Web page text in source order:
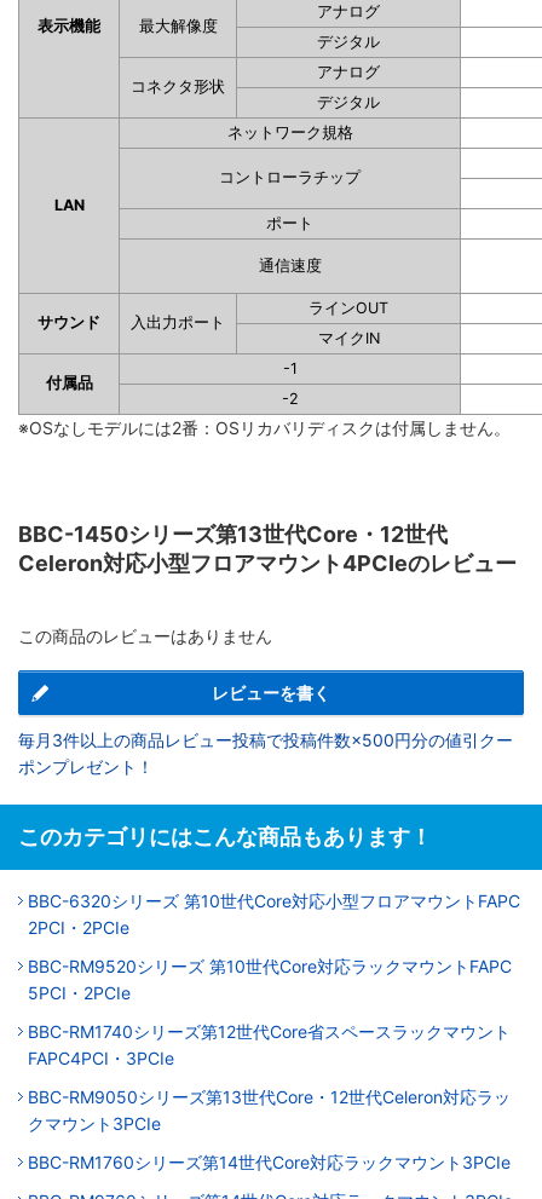
表示機能 最大解像度
アナログ
デジタル
コネクタ形状
アナログ
デジタル
LAN
ネットワーク規格
コントローラチップ
ポート
通信速度
サウンド 入出力ポート
ラインOUT
マイクIN
付属品
-1
-2
※OSなしモデルには2番：OSリカバリディスクは付属しません。
BBC-1450シリーズ第13世代Core・12世代
Celeron対応小型フロアマウント4PCIeのレビュー
この商品のレビューはありません
レビューを書く
毎月3件以上の商品レビュー投稿で投稿件数×500円分の値引クー
ポンプレゼント！
このカテゴリにはこんな商品もあります！
BBC-6320シリーズ 第10世代Core対応小型フロアマウントFAPC
2PCI・2PCIe
BBC-RM9520シリーズ 第10世代Core対応ラックマウントFAPC
5PCI・2PCIe
BBC-RM1740シリーズ第12世代Core省スペースラックマウント
FAPC4PCI・3PCIe
BBC-RM9050シリーズ第13世代Core・12世代Celeron対応ラッ
クマウント3PCIe
BBC-RM1760シリーズ第14世代Core対応ラックマウント3PCIe